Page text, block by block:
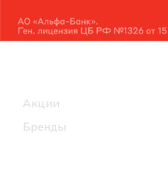
Акции
Бренды